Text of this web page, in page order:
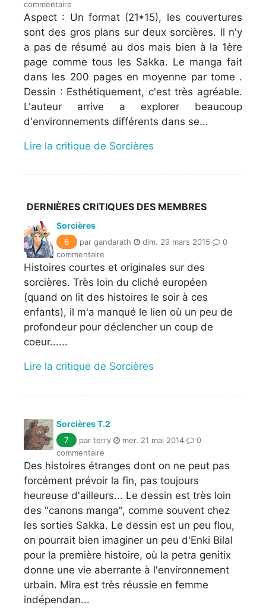
commentaire
Aspect : Un format (21*15), les couvertures
sont des gros plans sur deux sorcières. ll n'y
a pas de résumé au dos mais bien à la 1ère
page comme tous les Sakka. Le manga fait
dans les 200 pages en moyenne par tome .
Dessin : Esthétiquement, c'est très agréable.
L'auteur arrive a explorer beaucoup
d'environnements différents dans se...
Lire la critique de Sorcières
DERNIÈRES CRITIQUES DES MEMBRES
Sorcières
6
par gandarath dim. 29 mars 2015
0
commentaire
Histoires courtes et originales sur des
sorcières. Très loin du cliché européen
(quand on lit des histoires le soir à ces
enfants), il m'a manqué le lien où un peu de
profondeur pour déclencher un coup de
coeur......
Lire la critique de Sorcières
Sorcières T.2
7
par terry mer. 21 mai 2014
0
commentaire
Des histoires étranges dont on ne peut pas
forcément prévoir la fin, pas toujours
heureuse d'ailleurs... Le dessin est très loin
des "canons manga", comme souvent chez
les sorties Sakka. Le dessin est un peu flou,
on pourrait bien imaginer un peu d'Enki Bilal
pour la première histoire, où la petra genitix
donne une vie aberrante à l'environnement
urbain. Mira est très réussie en femme
indépendan...